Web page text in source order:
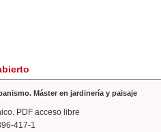
Máster en jardinería y paisaje
PDF acceso libre
417-1